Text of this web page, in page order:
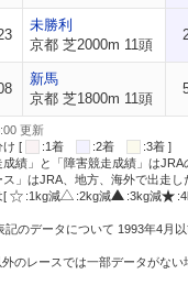
未勝利
京都 芝2000m 11頭
新馬
京都 芝1800m 11頭
更新
け [
:1着 :2着
:3着 ]
績」と「障害競走成績」はJRA
」はJRA、地方、海外で出走し
[
:1kg減 :2kg減 :3kg減
のデータについて 1993年4月
のレースでは一部データがない